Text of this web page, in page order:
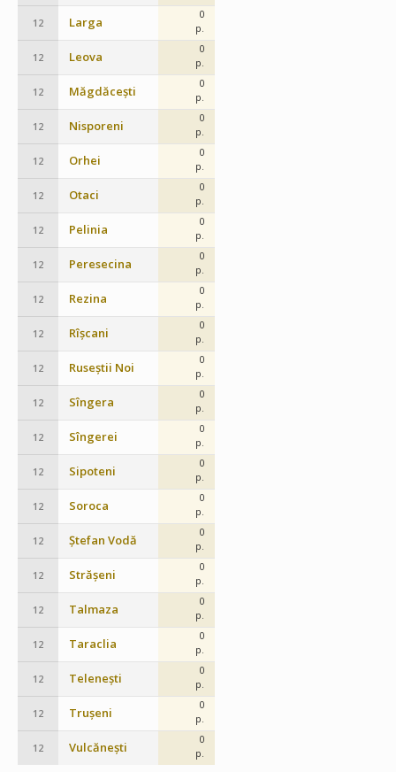
12 Larga
0
p.
12 Leova
0
p.
12 Măgdăcești
0
p.
12 Nisporeni
0
p.
12 Orhei
0
p.
12 Otaci
0
p.
12 Pelinia
0
p.
12 Peresecina
0
p.
12 Rezina
0
p.
12 Rîșcani
0
p.
12 Ruseștii Noi
0
p.
12 Sîngera
0
p.
12 Sîngerei
0
p.
12 Sipoteni
0
p.
12 Soroca
0
p.
12 Ștefan Vodă
0
p.
12 Strășeni
0
p.
12 Talmaza
0
p.
12 Taraclia
0
p.
12 Telenești
0
p.
12 Trușeni
0
p.
12 Vulcănești
0
p.